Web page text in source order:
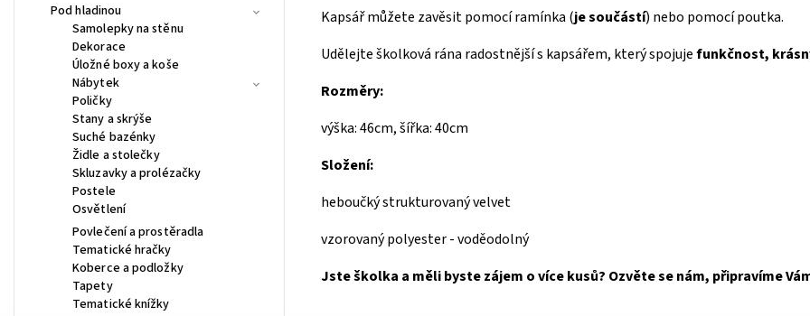
Pod hladinou
Samolepky na stěnu
Dekorace
Úložné boxy a koše
Nábytek
Poličky
Stany a skrýše
Suché bazénky
Židle a stolečky
Skluzavky a prolézačky
Postele
Osvětlení
Povlečení a prostěradla
Tematické hračky
Koberce a podložky
Tapety
Tematické knížky
Kapsář můžete zavěsit pomocí ramínka (je součástí) nebo pomocí poutka.
Udělejte školková rána radostnější s kapsářem, který spojujefunkčnost,
Rozměry:
výška: 46cm, šířka: 40cm
Složení:
heboučký strukturovaný velvet
vzorovaný polyester - voděodolný
Jste školka a měli byste zájem o více kusů? Ozvěte se nám, připravíme